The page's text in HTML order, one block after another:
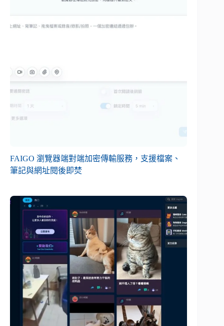
FAIGO 瀏覽器端對端加密傳輸服務，支援檔案、
筆記與網址閱後即焚